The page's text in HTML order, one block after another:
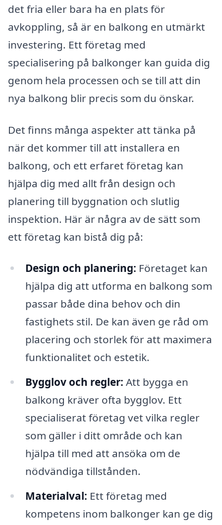
det fria eller bara ha en plats för
avkoppling, så är en balkong en utmärkt
investering. Ett företag med
specialisering på balkonger kan guida dig
genom hela processen och se till att din
nya balkong blir precis som du önskar.
Det finns många aspekter att tänka på
när det kommer till att installera en
balkong, och ett erfaret företag kan
hjälpa dig med allt från design och
planering till byggnation och slutlig
inspektion. Här är några av de sätt som
ett företag kan bistå dig på:
Design och planering: Företaget kan
hjälpa dig att utforma en balkong som
passar både dina behov och din
fastighets stil. De kan även ge råd om
placering och storlek för att maximera
funktionalitet och estetik.
Bygglov och regler: Att bygga en
balkong kräver ofta bygglov. Ett
specialiserat företag vet vilka regler
som gäller i ditt område och kan
hjälpa till med att ansöka om de
nödvändiga tillstånden.
Materialval: Ett företag med
kompetens inom balkonger kan ge dig